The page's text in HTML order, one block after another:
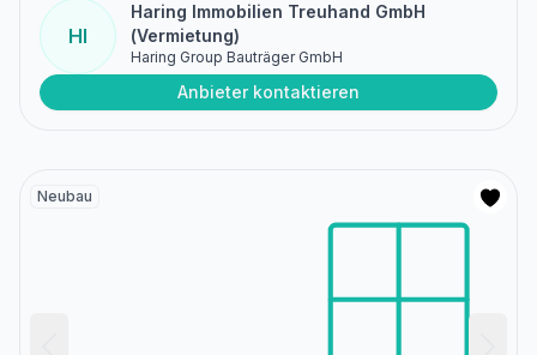
HI
Haring Immobilien Treuhand GmbH
(Vermietung)
Haring Group Bauträger GmbH
Anbieter kontaktieren
Neubau